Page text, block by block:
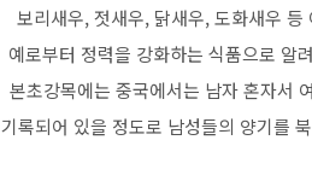
보리새우, 젓새우, 닭새우, 도화새우
예로부터 정력을 강화하는 식품으로 알
본초강목에는 중국에서는 남자 혼자서
기록되어 있을 정도로 남성들의 양기를